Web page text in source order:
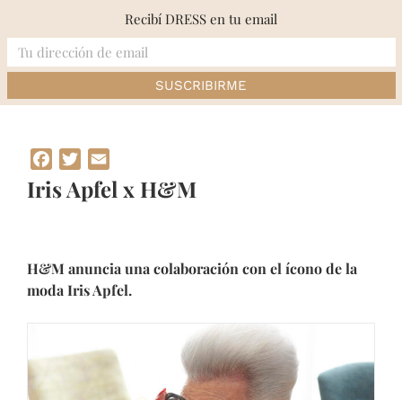
content
Facebook
Twitter
Iris Apfel x H&M
H&M anuncia una colaboración con el ícono de la
moda Iris Apfel.
Recibí DRESS en tu email